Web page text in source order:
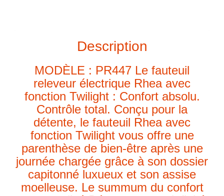
Description
MODÈLE : PR447 Le fauteuil
releveur électrique Rhea avec
fonction Twilight : Confort absolu.
Contrôle total. Conçu pour la
détente, le fauteuil Rhea avec
fonction Twilight vous offre une
parenthèse de bien-être après une
journée chargée grâce à son dossier
capitonné luxueux et son assise
moelleuse. Le summum du confort